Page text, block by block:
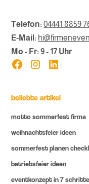
Telefon: 04441 8859
E-Mail:
Mo - Fr: 9 - 17 Uhr
beliebte artikel
motto sommerfest firma
weihnachtsfeier ideen
sommerfest planen
betriebsfeier ideen
eventkonzept in 7